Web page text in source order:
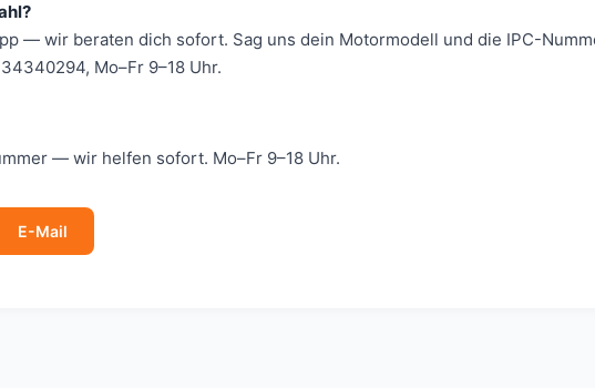
— wir beraten dich sofort. Sag uns dein Motormodell und die IPC-
Mo–Fr 9–18 Uhr.
— wir helfen sofort. Mo–Fr 9–18 Uhr.
E-Mail